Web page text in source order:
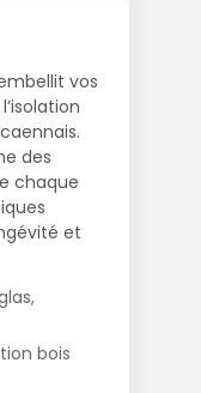
vos
des
chaque
et
bois